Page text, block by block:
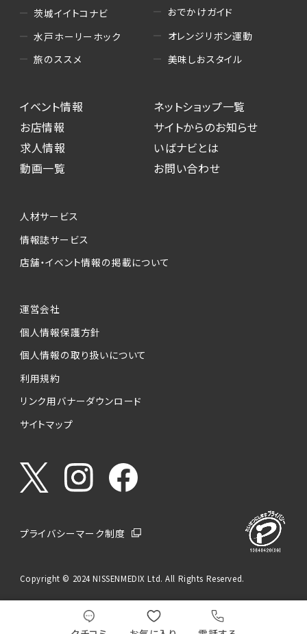
茨城イイトコナビ
水戸ホーリーホック
旅のススメ
おでかけガイド
オレンジリボン運動
美味しおスタイル
イベント情報
お店情報
求人情報
動画一覧
ネットショップ一覧
サイトからのお知らせ
いばナビとは
お問い合わせ
人材サービス
情報誌サービス
店舗・イベント情報の掲載について
運営会社
個人情報保護方針
個人情報の取り扱いについて
利用規約
リンク用バナーダウンロード
サイトマップ
プライバシーマーク制度
Copyright © 2024 NISSENMEDIX Ltd. All Rights Reserved.